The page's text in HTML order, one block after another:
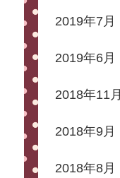
2019年7月
2019年6月
2018年11月
2018年9月
2018年8月